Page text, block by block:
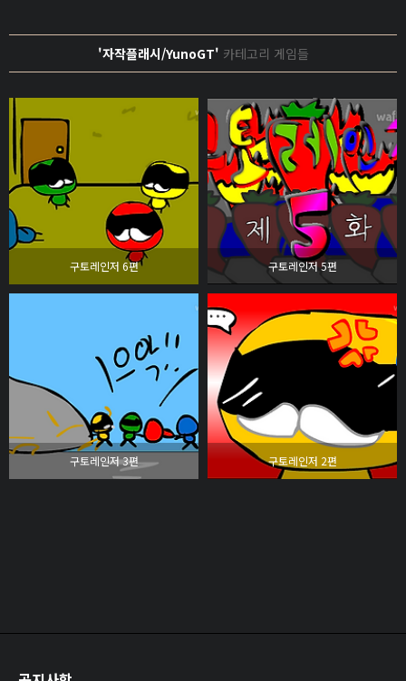
'자작플래시/YunoGT' 카테고리 게임들
구토레인저 6편 구토레인저 5편
구토레인저 3편 구토레인저 2편